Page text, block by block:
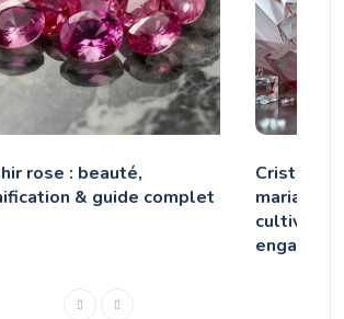
rose : beauté,
& guide complet
Cristaux
mariage
cultiver